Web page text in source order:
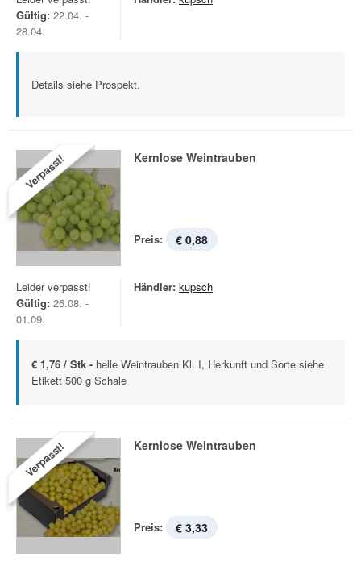
Gültig: 22.04. -
28.04.
Details siehe Prospekt.
Verpasst! Kernlose Weintrauben
Preis: € 0,88
Leider verpasst!
Gültig: 26.08. -
01.09.
Händler: kupsch
€ 1,76 / Stk - helle Weintrauben Kl. I, Herkunft und Sorte siehe
Etikett 500 g Schale
Verpasst! Kernlose Weintrauben
Preis: € 3,33